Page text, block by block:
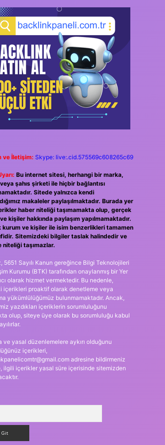
ve İletişim: Skype: live:.cid.575569c608265c69
Bu internet sitesi, herhangi bir marka,
şahıs şirketi ile hiçbir bağlantısı
Sitede yalnızca kendi
makaleler paylaşılmaktadır. Burada yer
haber niteliği taşımamakta olup, gerçek
kişiler hakkında paylaşım yapılmamaktadır.
kurum ve kişiler ile isim benzerlikleri tamamen
Sitemizdeki bilgiler taslak halindedir ve
niteliği taşımazlar.
5651 Sayılı Kanun gereğince Bilgi Teknolojileri
Kurumu (BTK) tarafından onaylanmış bir Yer
olarak hizmet vermektedir. Bu nedenle,
içerikleri proaktif olarak denetleme veya
yükümlülüğümüz bulunmamaktadır. Ancak,
yazdıkları içeriklerin sorumluluğunu
olup, siteye üye olarak bu sorumluluğu kabul
ve yasal düzenlemelere aykırı olduğunu
içerikleri,
adresine bildirmeniz
ilgili içerikler yasal süre içerisinde sitemizden